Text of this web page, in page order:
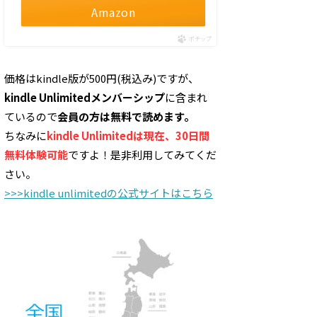
Amazon
ポチップ
価格はkindle版が500円(税込み)ですが、
kindle Unlimitedメンバーシップに含まれ
ているので会員の方は無料で読めます。
ちなみにkindle Unlimitedは現在、30日間
無料体験可能ですよ！是非利用してみてくだ
さい。
>>>kindle unlimitedの公式サイトはこちら